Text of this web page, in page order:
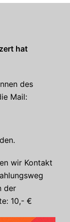
hat
des
Mail:
wir Kontakt
der
10,- €